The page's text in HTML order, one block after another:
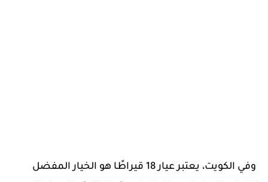
وفي الكويت، يعتبر عيار 18 قيراطًا هو الخيار المفضل